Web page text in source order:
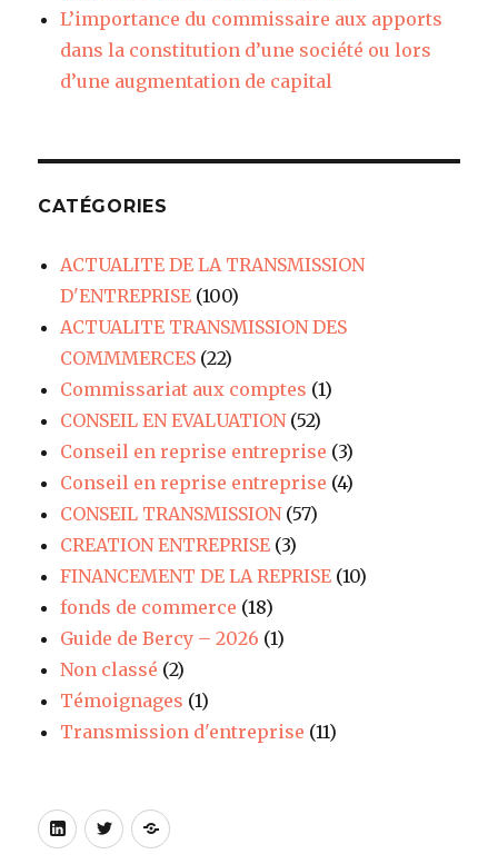
L’importance du commissaire aux apports
dans la constitution d’une société ou lors
d’une augmentation de capital
CATÉGORIES
ACTUALITE DE LA TRANSMISSION
D'ENTREPRISE (100)
ACTUALITE TRANSMISSION DES
COMMMERCES (22)
Commissariat aux comptes (1)
CONSEIL EN EVALUATION(52)
Conseil en reprise entreprise (3)
Conseil en reprise entreprise (4)
CONSEIL TRANSMISSION(57)
CREATION ENTREPRISE (3)
FINANCEMENT DE LA REPRISE (10)
fonds de commerce (18)
Guide de Bercy – 2026 (1)
Non classé (2)
Témoignages (1)
Transmission d'entreprise (11)
LinkedIn
TwitterSite